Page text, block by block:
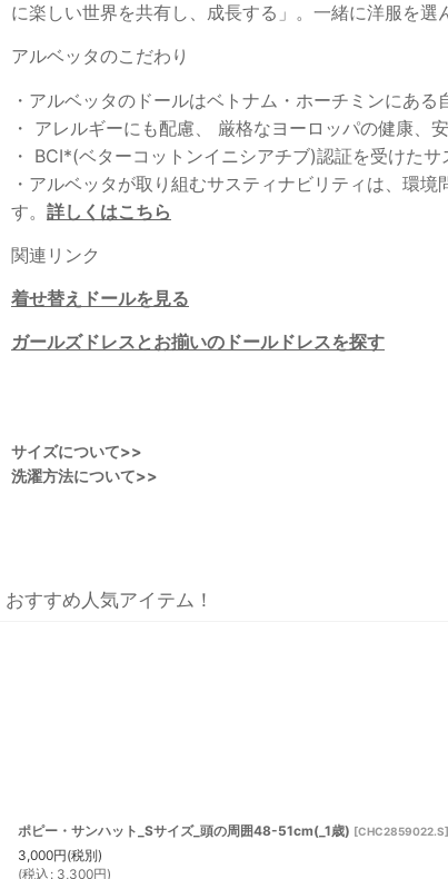
に楽しい世界を共有し、成長する」。一緒に洋服を
アルベッタのこだわり
・アルベッタのドールはベトナム・ホーチミンにあ
・ アレルギーにも配慮、 厳格なヨーロッパの健康
・ BCI*(ベターコットンイニシアチブ)認証を受けた
・アルベッタが取り組むサスティナビリティは、環
す。 詳しくはこちら
関連リンク
着せ替えドールを見る
ガールズドレスとお揃いのドールドレスを探す
サイズについて>>
洗濯方法について>>
おすすめ人気アイテム！
ポピー・サンハット_Sサイズ_頭の周囲48-51cm(_1歳) [CHC2859022.S]
3,000円(税別)
(税込 : 3,300円)